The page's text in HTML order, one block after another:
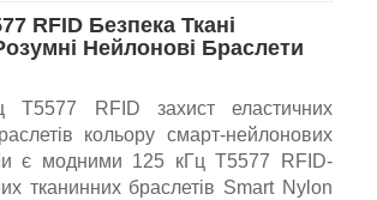
RFID Безпека Ткані
Нейлонові Браслети
RFID захист еластичних
кольору смарт-нейлонових
є модними 125 кГц T5577 RFID-
тканинних браслетів Smart Nylon